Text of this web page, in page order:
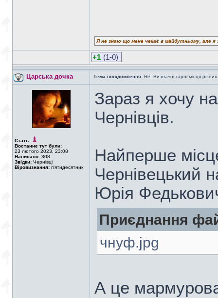
Я не знаю що мене чекає в майбутньому, але
+1 (1-0)
Царська дочка Тема повідомлення: Re: Визначні гарні місця
Стать:
Востаннє тут були:
23 лютого 2023, 23:08
Написано: 308
Звідки: Чернівці
Віровизнання: п'ятидесятник
Зараз я хочу
Чернівців.
Найперше
Чернівецький
Юрія
Приєднання
чнуф.jpg
А це мармурова